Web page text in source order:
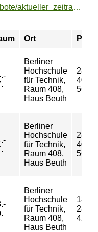
https://zeh02.bht-berlin.de/angebote/aktueller_zeitraum/_Pilates.html
Ort Preis
Berliner
Hochschule
für Technik,
Raum 408,
Haus Beuth
28/
40/
56 €
Berliner
Hochschule
für Technik,
Raum 408,
Haus Beuth
28/
40/
56 €
Berliner
Hochschule
für Technik,
Raum 408,
Haus Beuth
18/
28/
42 €